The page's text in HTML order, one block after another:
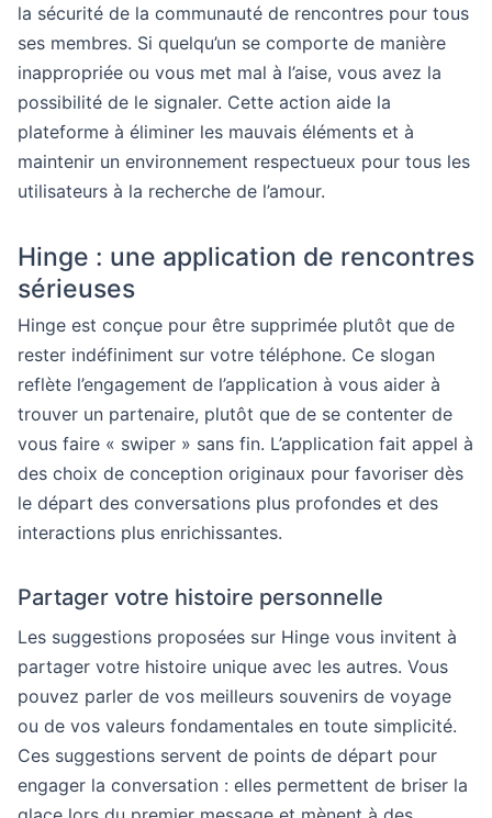
la sécurité de la communauté de rencontres pour tous
ses membres. Si quelqu’un se comporte de manière
inappropriée ou vous met mal à l’aise, vous avez la
possibilité de le signaler. Cette action aide la
plateforme à éliminer les mauvais éléments et à
maintenir un environnement respectueux pour tous les
utilisateurs à la recherche de l’amour.
Hinge : une application de rencontres
sérieuses
Hinge est conçue pour être supprimée plutôt que de
rester indéfiniment sur votre téléphone. Ce slogan
reflète l’engagement de l’application à vous aider à
trouver un partenaire, plutôt que de se contenter de
vous faire « swiper » sans fin. L’application fait appel à
des choix de conception originaux pour favoriser dès
le départ des conversations plus profondes et des
interactions plus enrichissantes.
Partager votre histoire personnelle
Les suggestions proposées sur Hinge vous invitent à
partager votre histoire unique avec les autres. Vous
pouvez parler de vos meilleurs souvenirs de voyage
ou de vos valeurs fondamentales en toute simplicité.
Ces suggestions servent de points de départ pour
engager la conversation : elles permettent de briser la